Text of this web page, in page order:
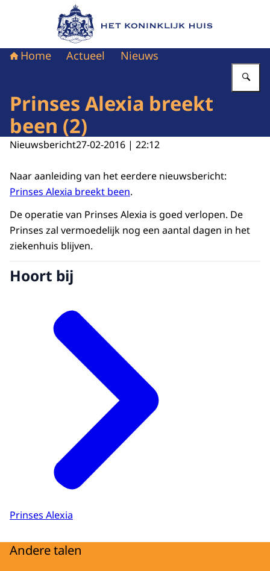
Naar de homepage van Het Koninklijk Huis
Home Actueel Nieuws
Prinses Alexia breekt
been (2)
Nieuwsbericht27-02-2016 | 22:12
Naar aanleiding van het eerdere nieuwsbericht:
Prinses Alexia breekt been.
De operatie van Prinses Alexia is goed verlopen. De
Prinses zal vermoedelijk nog een aantal dagen in het
ziekenhuis blijven.
Hoort bij
Prinses Alexia
Andere talen